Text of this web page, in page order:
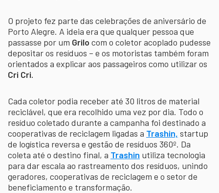
O projeto fez parte das celebrações de aniversário de
Porto Alegre. A ideia era que qualquer pessoa que
passasse por um Grilo com o coletor acoplado pudesse
depositar os resíduos – e os motoristas também foram
orientados a explicar aos passageiros como utilizar os
Cri Cri.
Cada coletor podia receber até 30 litros de material
reciclável, que era recolhido uma vez por dia. Todo o
resíduo coletado durante a campanha foi destinado a
cooperativas de reciclagem ligadas a Trashin, startup
de logística reversa e gestão de resíduos 360º. Da
coleta até o destino final, a Trashin utiliza tecnologia
para dar escala ao rastreamento dos resíduos, unindo
geradores, cooperativas de reciclagem e o setor de
beneficiamento e transformação.